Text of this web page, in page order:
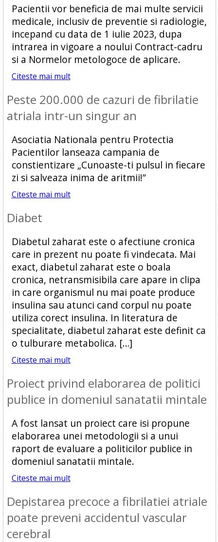
Pacientii vor beneficia de mai multe servicii
medicale, inclusiv de preventie si radiologie,
incepand cu data de 1 iulie 2023, dupa
intrarea in vigoare a noului Contract-cadru
si a Normelor metologoce de aplicare.
Citeste mai mult
Peste 200.000 de cazuri de fibrilatie
atriala intr-un singur an
Asociatia Nationala pentru Protectia
Pacientilor lanseaza campania de
constientizare „Cunoaste-ti pulsul in fiecare
zi si salveaza inima de aritmii!”
Citeste mai mult
Diabet
Diabetul zaharat este o afectiune cronica
care in prezent nu poate fi vindecata. Mai
exact, diabetul zaharat este o boala
cronica, netransmisibila care apare in clipa
in care organismul nu mai poate produce
insulina sau atunci cand corpul nu poate
utiliza corect insulina. In literatura de
specialitate, diabetul zaharat este definit ca
o tulburare metabolica. […]
Citeste mai mult
Proiect privind elaborarea de politici
publice in domeniul sanatatii mintale
A fost lansat un proiect care isi propune
elaborarea unei metodologii si a unui
raport de evaluare a politicilor publice in
domeniul sanatatii mintale.
Citeste mai mult
Depistarea precoce a fibrilatiei atriale
poate preveni accidentul vascular
cerebral